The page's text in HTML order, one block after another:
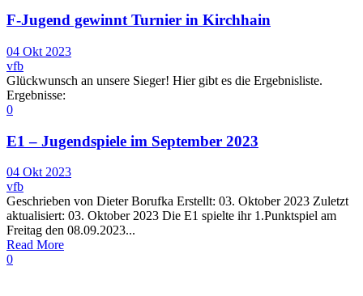
F-Jugend gewinnt Turnier in Kirchhain
04 Okt 2023
vfb
Glückwunsch an unsere Sieger! Hier gibt es die Ergebnisliste.
Ergebnisse:
0
E1 – Jugendspiele im September 2023
04 Okt 2023
vfb
Geschrieben von Dieter Borufka Erstellt: 03. Oktober 2023 Zuletzt
aktualisiert: 03. Oktober 2023 Die E1 spielte ihr 1.Punktspiel am
Freitag den 08.09.2023...
Read More
0